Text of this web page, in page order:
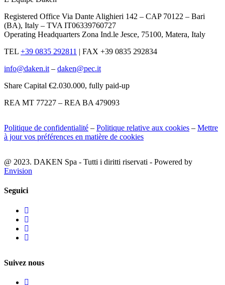
Registered Office Via Dante Alighieri 142 – CAP 70122 – Bari
(BA), Italy – TVA IT06339760727
Operating Headquarters Zona Ind.le Jesce, 75100, Matera, Italy
TEL +39 0835 292811 | FAX +39 0835 292834
info@daken.it – daken@pec.it
Share Capital €2.030.000, fully paid-up
REA MT 77227 – REA BA 479093
Politique de confidentialité – Politique relative aux cookies – Mettre
à jour vos préférences en matière de cookies
@ 2023. DAKEN Spa - Tutti i diritti riservati - Powered by
Envision
Seguici
Suivez nous